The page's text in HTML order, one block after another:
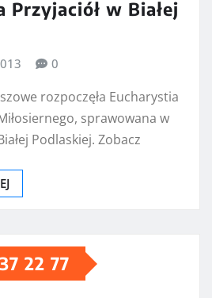
Przyjaciół w Białej
0
rozpoczęła Eucharystia
sprawowana w
Podlaskiej. Zobacz
22 77